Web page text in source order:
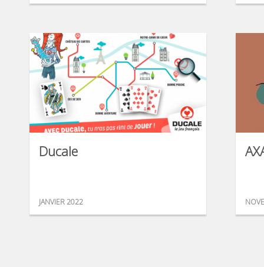
Ducale
JANVIER 2022